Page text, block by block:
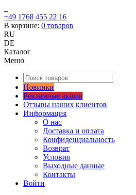
+49 1768 455 22 16
В корзине: 0 товаров
RU
DE
Каталог
Меню
Новинки
Рекламные акции
Отзывы наших клиентов
Информация
О нас
Доставка и оплата
Конфиденциальность
Возврат
Условия
Выходные данные
Контакты
Войти